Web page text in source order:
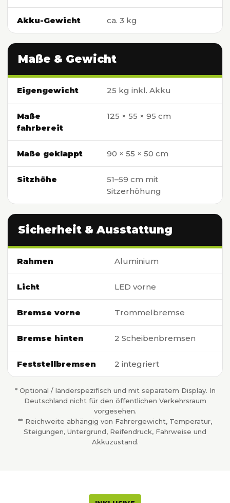
Akku-Gewicht ca. 3 kg
Maße & Gewicht
Eigengewicht 25 kg inkl. Akku
Maße
fahrbereit
125 × 55 × 95 cm
Maße geklappt 90 × 55 × 50 cm
Sitzhöhe
51–59 cm mit
Sitzerhöhung
Sicherheit & Ausstattung
Rahmen Aluminium
Licht LED vorne
Bremse vorne Trommelbremse
Bremse hinten 2 Scheibenbremsen
Feststellbremsen 2 integriert
* Optional / länderspezifisch und mit separatem Display. In
Deutschland nicht für den öffentlichen Verkehrsraum
vorgesehen.
** Reichweite abhängig von Fahrergewicht, Temperatur,
Steigungen, Untergrund, Reifendruck, Fahrweise und
Akkuzustand.